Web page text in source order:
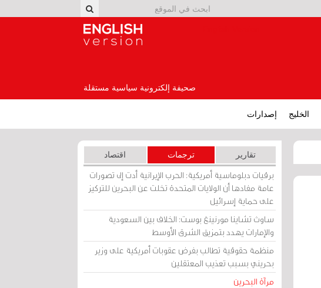
صحيفة إلكترونية سياسية مستقلة
الخليج إصدارات
تقارير ترجمات اقتصاد
برقيات دبلوماسية أمريكية: الحرب الإيرانية أدت إلى تصورات
عامة مفادها أن الولايات المتحدة تخلت عن البحرين للتركيز
على حماية إسرائيل
ساوث تشاينا مورنينغ بوست: الخلاف بين السعودية
والإمارات يهدد بتمزيق الشرق الأوسط
منظمة حقوقية تطالب بفرض عقوبات أمريكية على وزير
بحريني بسبب تعذيب المعتقلين
مرآة البحرين